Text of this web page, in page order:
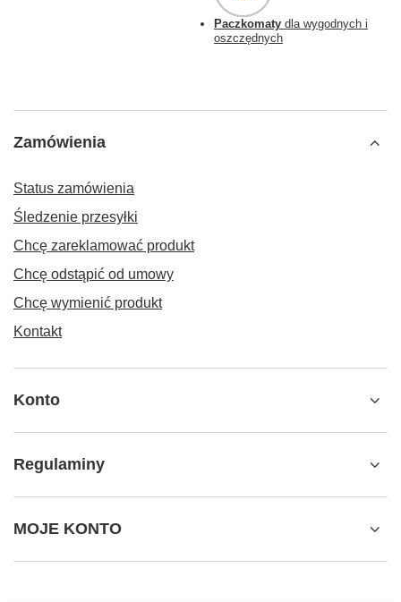
Paczkomaty dla wygodnych i
oszczędnych
Zamówienia
Status zamówienia
Śledzenie przesyłki
Chcę zareklamować produkt
Chcę odstąpić od umowy
Chcę wymienić produkt
Kontakt
Konto
Regulaminy
MOJE KONTO